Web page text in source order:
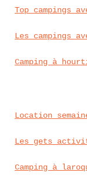
Top campings
Les campings
Camping à
Location
Les gets
Camping à